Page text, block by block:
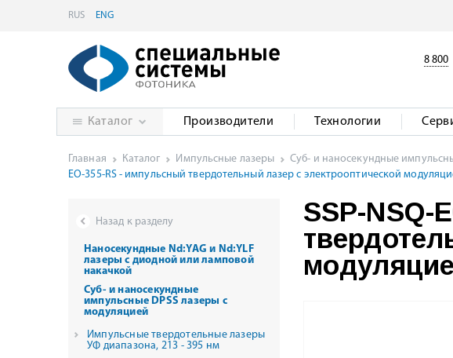
Главная Каталог Импульсные лазеры Суб- и наносекундные
EO-355-RS - импульсный твердотельный лазер с электрооптической
SSP-NSQ-
Назад к разделу
Наносекундные Nd:YAG и Nd:YLF
лазеры с диодной или ламповой
накачкой
Суб- и наносекундные
импульсные DPSS лазеры с
модуляцией
Импульсные твердотельные лазеры
УФ диапазона, 213 - 395 нм
RUS ENG
8 800
Каталог Производители Технологии